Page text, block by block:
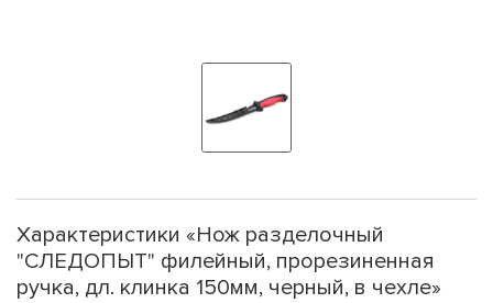
Характеристики «Нож разделочный
"СЛЕДОПЫТ" филейный, прорезиненная
ручка, дл. клинка 150мм, черный, в чехле»